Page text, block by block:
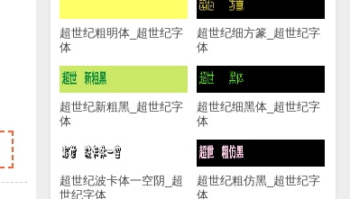
超世纪粗明体_超世纪字
体
超世纪细方篆_超世纪字
体
超世纪新粗黑_超世纪字
体
超世纪细黑体_超世纪字
体
超世纪波卡体一空阴_超
世纪字体
超世纪粗仿黑_超世纪字
体